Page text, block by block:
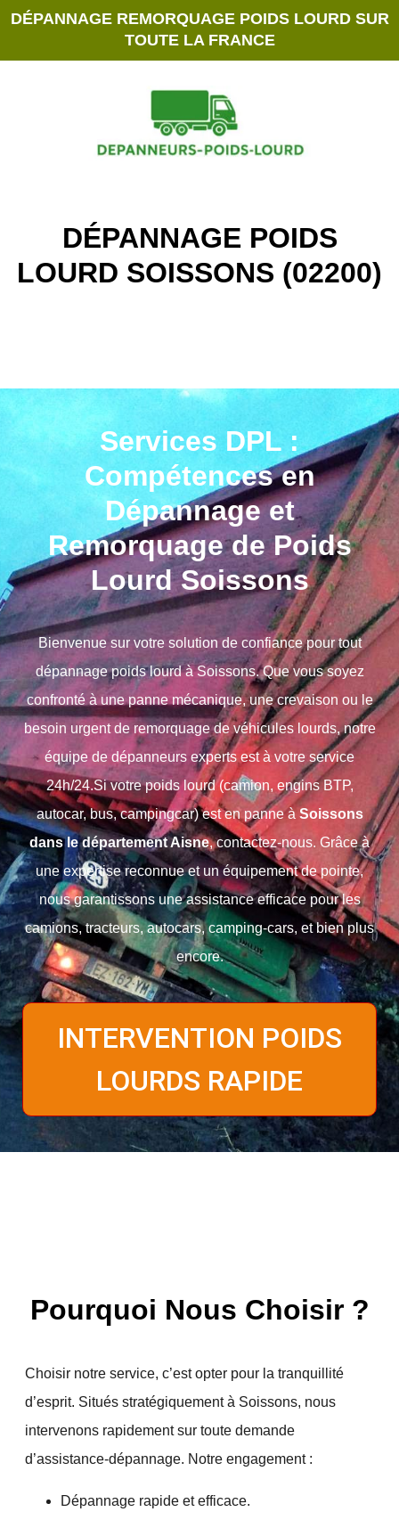
DÉPANNAGE REMORQUAGE POIDS LOURD SUR
TOUTE LA FRANCE
DÉPANNAGE POIDS
LOURD SOISSONS (02200)
Services DPL :
Compétences en
Dépannage et
Remorquage de Poids
Lourd Soissons
Bienvenue sur votre solution de confiance pour tout
dépannage poids lourdàSoissons. Que vous soyez
confronté à une panne mécanique, unecrevaison ou le
besoin urgent de remorquage de véhicules lourds, notre
équipe de dépanneurs experts est à votre service
24h/24.Si votre poids lourd (camion, engins BTP,
autocar, bus, campingcar) est en panneà Soissons
dans le département Aisne, contactez-nous. Grâce à
une expertise reconnue et un équipement de pointe,
nous garantissons une assistance efficace pourles
camions, tracteurs, autocars, camping-cars, et bien plus
encore.
INTERVENTION POIDS
LOURDS RAPIDE
Pourquoi Nous Choisir ?
Choisir notre service, c’est opter pour la tranquillité
d’esprit. Situés stratégiquement à Soissons, nous
intervenons rapidement sur toute demande
d’assistance-dépannage. Notre engagement :
Dépannage rapide et efficace.